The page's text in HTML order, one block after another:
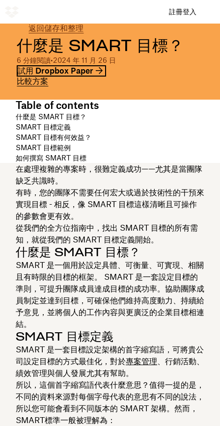
註冊登入
返回儲存和整理
什麼是 SMART 目標？
6 分鐘閱讀•2024 年 11 月 26 日
試用 Dropbox Paper
比較方案
Table of contents
什麼是 SMART 目標？
SMART 目標定義
SMART 目標有何效益？
SMART 目標範例
如何撰寫 SMART 目標
在處理複雜的專案時，很難定義成功——尤其是當團隊
缺乏共識時。
有時，您的團隊不需要任何宏大或過於技術性的干預來
實現目標 - 相反，像 SMART 目標這樣清晰且可操作
的參數會更有效。
從我們的全方位指南中，找出 SMART 目標的所有需
知，就從我們的 SMART 目標定義開始。
什麼是 SMART 目標？
SMART 是一個用於設定具體、可衡量、可實現、相關
且有時限的目標的框架。 SMART 是一套設定目標的
準則，可提升團隊成員達成目標的成功率。協助團隊成
員制定並達到目標，可確保他們維持高度動力、持續給
予意見，並將個人的工作內容與更廣泛的企業目標相連
結。
SMART 目標定義
SMART 是一套目標設定架構的首字縮寫語，可將貴公
司設定目標的方式最佳化，對於專案管理 、行銷活動、
績效管理與個人發展尤其有幫助。
所以，這個首字縮寫語代表什麼意思？值得一提的是，
不同的資料來源對每個字母代表的意思有不同的說法，
所以您可能會看到不同版本的 SMART 架構。然而，
SMART標準一般被理解為：